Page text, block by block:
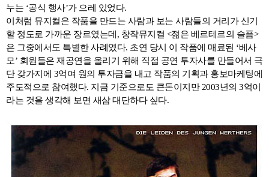
누는 ‘공식 행사’가 으레 있었다.
이처럼 뮤지컬은 작품을 만드는 사람과 보는 사람들의 거리가 신기
할 정도로 가까운 장르였는데, 창작뮤지컬 <젊은 베르테르의 슬픔>
은 그중에서도 특별한 사례였다. 초연 당시 이 작품에 매료된 ‘베사
모’ 회원들은 재공연을 올리기 위해 직접 공연 투자사를 만들어서 극
단 갖가지에 3억여 원의 투자금을 내고 작품의 기획과 홍보마케팅에
주도적으로 참여했다. 지금 기준으로도 큰돈이지만 2003년의 3억이
라는 것을 생각해 보면 새삼 대단하다 싶다.